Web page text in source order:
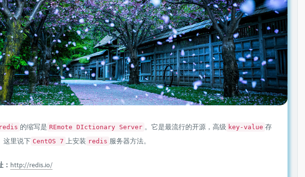
redis 的缩写是 REmote DIctionary Server 。它是最流行的开源，高级 key-value 存
这里说下 CentOS 7 上安装 redis 服务器方法。
： http://redis.io/